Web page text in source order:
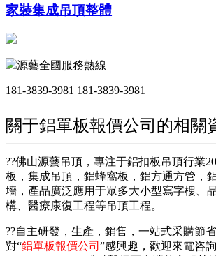
家裝集成吊頂整體
源藝全國服務熱線
181-3839-3981 181-3839-3981
關于鋁單板報價公司的相關
??佛山源藝吊頂，專注于鋁扣板吊頂行業
板，集成吊頂，鋁蜂窩板，鋁方通方管，
墻，產品廣泛應用于眾多大小型寫字樓、
構、醫療康復工程等吊頂工程。
??自主研發，生產，銷售，一站式采購節
對“鋁單板報價公司 ”感興趣，歡迎來電咨詢